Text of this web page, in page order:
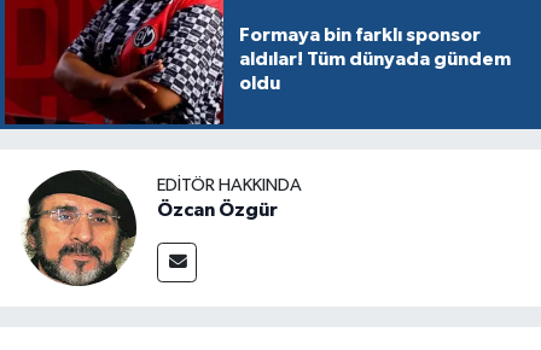
Formaya bin farklı sponsor
aldılar! Tüm dünyada gündem
oldu
EDITÖR HAKKINDA
Özcan Özgür